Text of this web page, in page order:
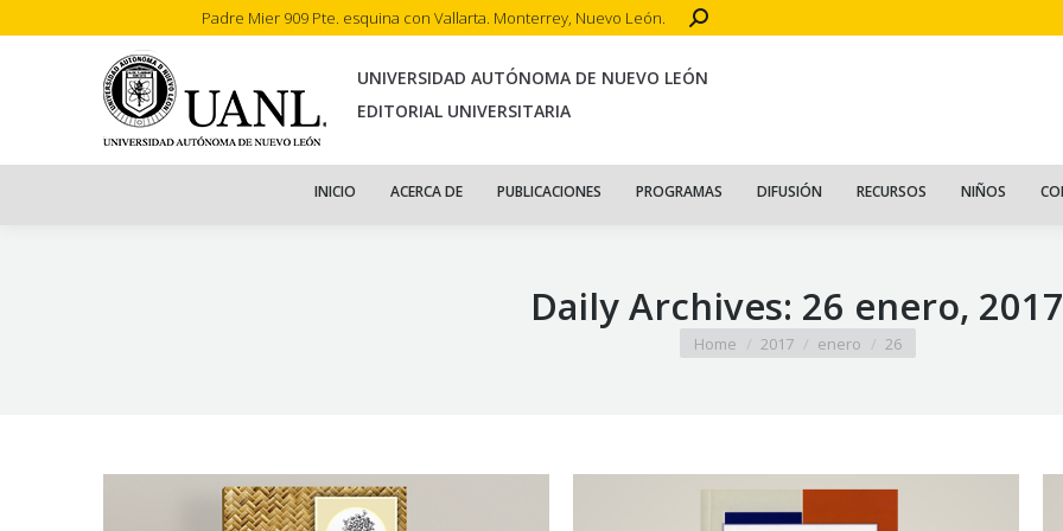
Padre Mier 909 Pte. esquina con Vallarta. Monterrey, Nuevo León. Search:
UNIVERSIDAD AUTÓNOMA DE NUEVO LEÓN
EDITORIAL UNIVERSITARIA
INICIO ACERCA DE PUBLICACIONES PROGRAMAS DIFUSIÓN RECURSOS NIÑOS
Daily Archives: 26 enero, 2017
You are here:
Home 2017 enero 26
INICIO ACERCA DE PUBLICACIONES PROGRAMAS DIFUSIÓN